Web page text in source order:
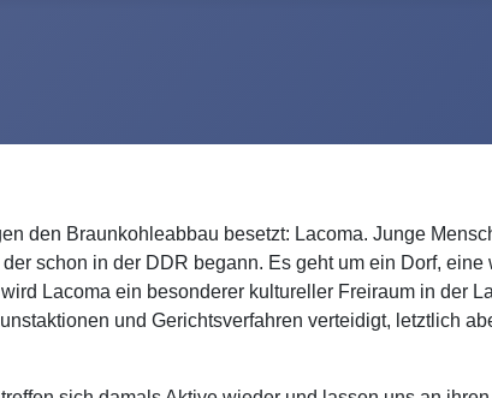
den Braunkohleabbau besetzt: Lacoma. Junge
schon in der DDR begann. Es geht um ein Dorf,
Lacoma ein besonderer kultureller Freiraum in der
und Gerichtsverfahren verteidigt, letztlich